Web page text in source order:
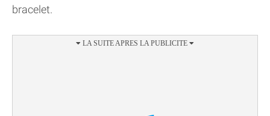
bracelet.